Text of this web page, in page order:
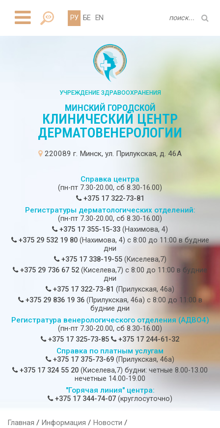
РУ БЕ EN
УЧРЕЖДЕНИЕ ЗДРАВООХРАНЕНИЯ
МИНСКИЙ ГОРОДСКОЙ
КЛИНИЧЕСКИЙ ЦЕНТР
ДЕРМАТОВЕНЕРОЛОГИИ
220089 г. Минск, ул. Прилукская, д. 46А
Справка центра
(пн-пт 7.30-20.00, сб 8.30-16.00)
+375 17 322-73-81
Регистратуры дерматологических отделений:
(пн-пт 7.30-20.00, сб 8.30-16.00)
+375 17 355-15-33 (Нахимова, 4)
+375 29 532 19 80(Нахимова, 4) c 8:00 до 11:00 в будние
дни
+375 17 338-19-55(Киселева,7)
+375 29 736 67 52 (Киселева,7) c 8:00 до 11:00 в будние
дни
+375 17 322-73-81 (Прилукская, 46а)
+375 29 836 19 36(Прилукская, 46а) c 8:00 до 11:00 в
будние дни
Регистратура венерологического отделения (АДВО4)
(пн-пт 7.30-20.00, сб 8.30-16.00)
+375 17 325-73-85
+375 17 244-61-32
Справка по платным услугам
+375 17 375-73-69 (Прилукская, 46а)
+375 17 324 55 20 (Киселева,7) будни: четные 8.00-13.00
нечетные 14.00-19.00
"Горячая линия" центра:
+375 17 344-74-07 (круглосуточно)
Главная / Информация / Новости /